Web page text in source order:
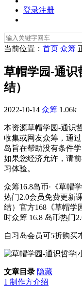
登录注册
当前位置： 首页 众筹
草帽学园-通识
结）
2022-10-14 众筹 1.06k
本资源草帽学园-通识
收集或网友众筹，通
岛旨在帮助没有条件
如果您经济允许，请
习体验。
众筹16.8岛币·《草帽
热门2.0会员免费更新
结）官方168《草帽学
时众筹 16.8 岛币热门
自习岛会员可5折购买
文章目录 隐藏
1 制作方介绍